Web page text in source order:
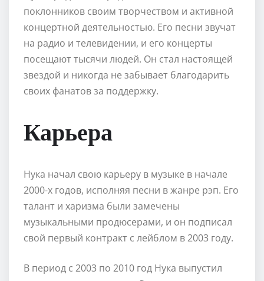
поклонников своим творчеством и активной
концертной деятельностью. Его песни звучат
на радио и телевидении, и его концерты
посещают тысячи людей. Он стал настоящей
звездой и никогда не забывает благодарить
своих фанатов за поддержку.
Карьера
Нука начал свою карьеру в музыке в начале
2000-х годов, исполняя песни в жанре рэп. Его
талант и харизма были замечены
музыкальными продюсерами, и он подписал
свой первый контракт с лейблом в 2003 году.
В период с 2003 по 2010 год Нука выпустил